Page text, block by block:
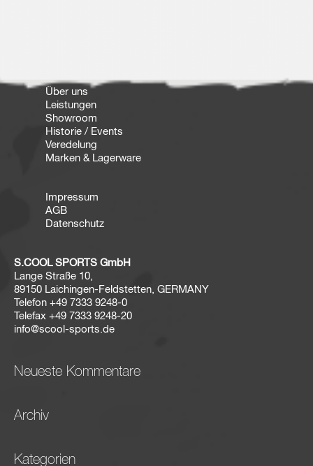
Über uns
Leistungen
Showroom
Historie / Events
Veredelung
Marken & Lagerware
Impressum
AGB
Datenschutz
S.COOL SPORTS GmbH
Lange Straße 10,
89150 Laichingen-Feldstetten, GERMANY
Telefon +49 7333 9248-0
Telefax +49 7333 9248-20
info@scool-sports.de
Neueste Kommentare
Archiv
Kategorien